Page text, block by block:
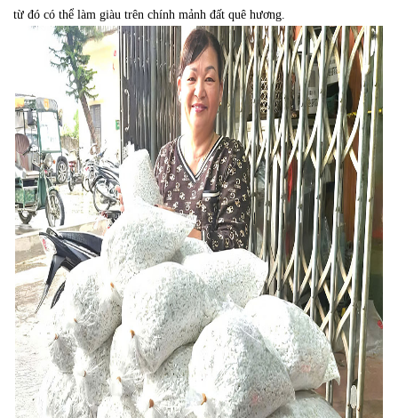
từ đó có thể làm giàu trên chính mảnh đất quê hương.